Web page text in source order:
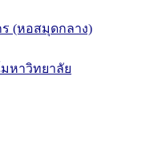
(หอสมุดกลาง)
หาวิทยาลัย